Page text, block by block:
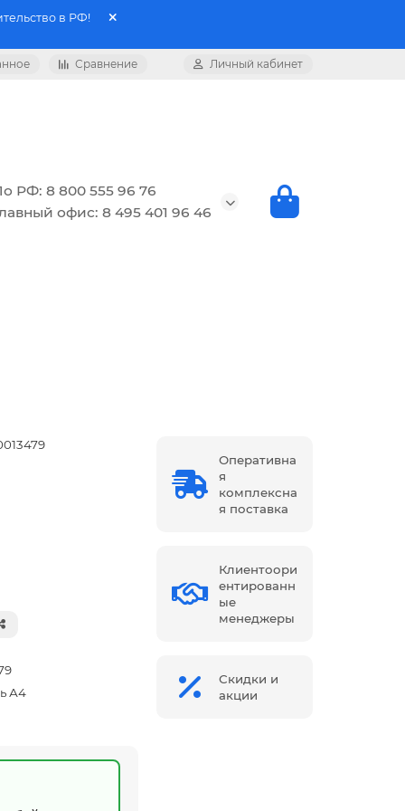
в РФ!
Сравнение Личный кабинет
РФ: 8 800 555 96 76
офис: 8 495 401 96 46
А4
Оперативна
я
комплексна
я поставка
Клиентоори
ентированн
ые
менеджеры
Скидки и
акции